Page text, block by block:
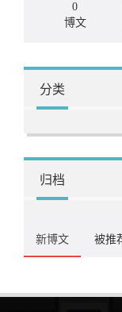
0
博文
分类
归档
新博文 被推